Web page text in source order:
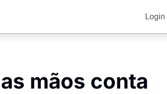
Login
mãos conta